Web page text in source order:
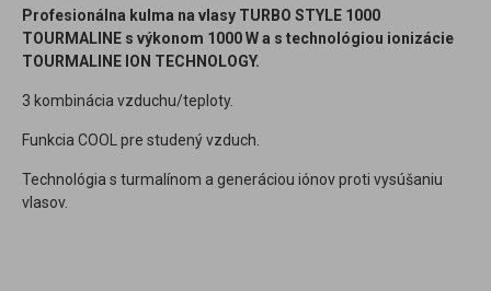
Profesionálna kulma na vlasy TURBO STYLE 1000
TOURMALINE s výkonom 1000 Wa s technológiou ionizácie
TOURMALINE ION TECHNOLOGY.
3 kombinácia vzduchu/teploty.
Funkcia COOL pre studený vzduch.
Technológia s turmalínom a generáciou iónov proti vysúšaniu
vlasov.